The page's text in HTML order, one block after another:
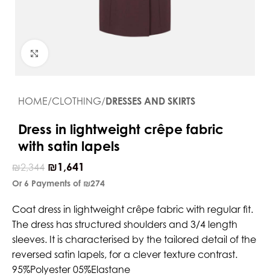
HOME CLOTHING DRESSES AND SKIRTS
Dress in lightweight crêpe fabric
with satin lapels
₪2,344 ₪1,641
Or 6 Payments of ₪274
Coat dress in lightweight crêpe fabric with regular fit.
The dress has structured shoulders and 3/4 length
sleeves. It is characterised by the tailored detail of the
reversed satin lapels, for a clever texture contrast.
95%Polyester 05%Elastane